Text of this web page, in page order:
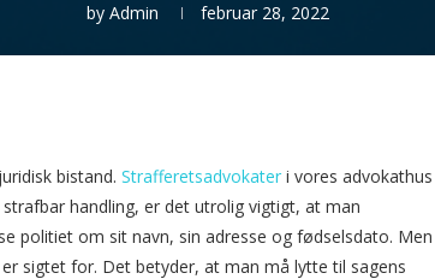
by Admin februar 28, 2022
bistand. Strafferetsadvokater i vores advokathus
handling, er det utrolig vigtigt, at man
politiet om sit navn, sin adresse og fødselsdato. Men
sigtet for. Det betyder, at man må lytte til sagens